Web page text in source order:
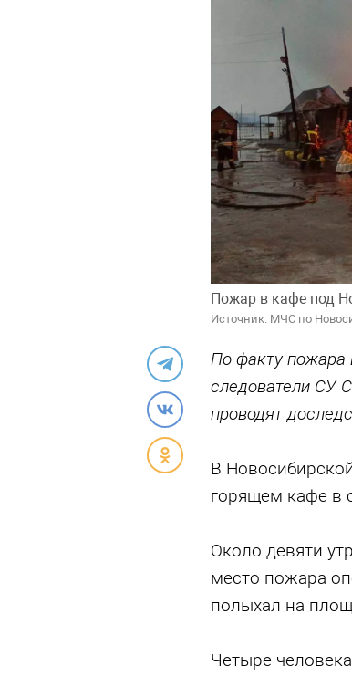
Пожар в кафе под
Источник: МЧС по
По факту пожара
следователи СУ
проводят
В
горящем кафе в
Около девяти
место пожара
полыхал на
Четыре